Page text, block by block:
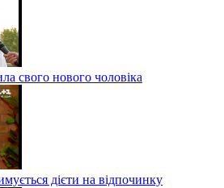
свого нового чоловіка
дієти на відпочинку